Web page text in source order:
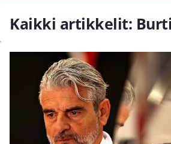
Kaikki artikkelit: